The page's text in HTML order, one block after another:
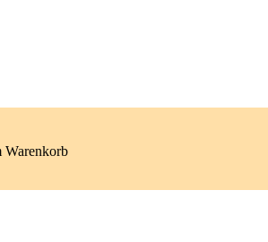
Warenkorb